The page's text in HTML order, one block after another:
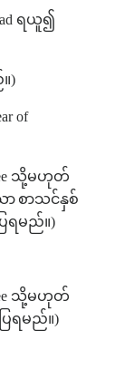
ရယူ၍
)
of
သို့မဟုတ်
ာ စာသင်နှစ်
ရမည်။)
သို့မဟုတ်
ြရမည်။)